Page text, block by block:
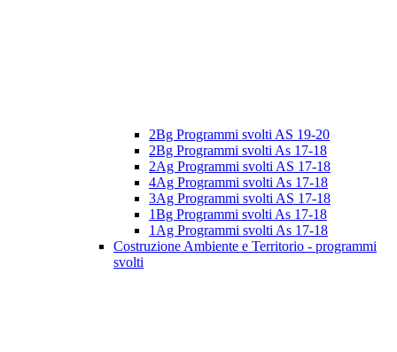
2Bg Programmi svolti AS 19-20
2Bg Programmi svolti As 17-18
2Ag Programmi svolti AS 17-18
4Ag Programmi svolti As 17-18
3Ag Programmi svolti AS 17-18
1Bg Programmi svolti As 17-18
1Ag Programmi svolti As 17-18
Costruzione Ambiente e Territorio - programmi
svolti